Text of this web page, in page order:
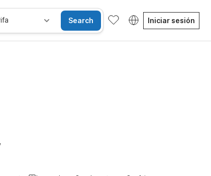
Search Iniciar sesión